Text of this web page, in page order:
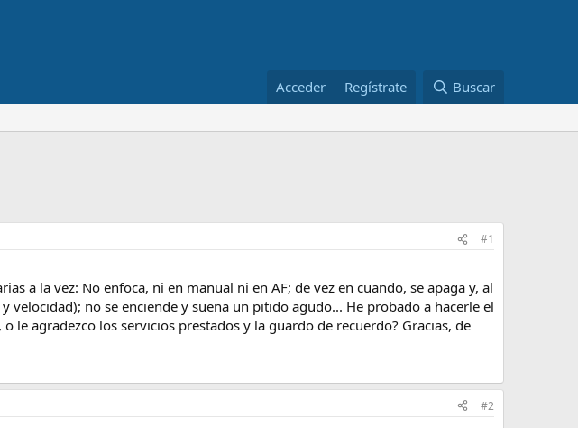
Acceder Regístrate Buscar
#1
a la vez: No enfoca, ni en manual ni en AF; de vez en cuando, se apaga y, al
no se enciende y suena un pitido agudo... He probado a hacerle el
le agradezco los servicios prestados y la guardo de recuerdo? Gracias, de
#2